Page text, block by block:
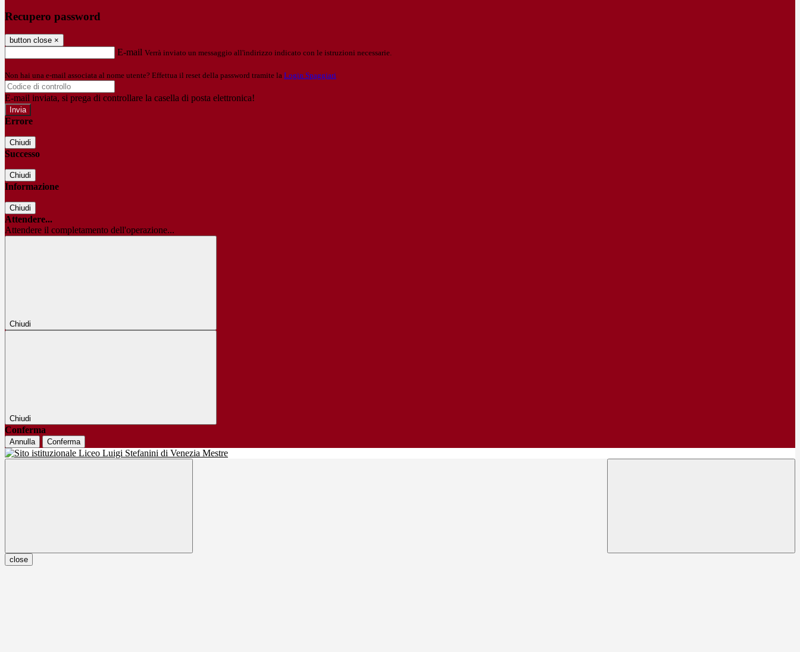
Recupero password
button close ×
E-mail Verrà inviato un messaggio all'indirizzo indicato con le istruzioni necessarie.
Non hai una e-mail associata al nome utente? Effettua il reset della password tramite la Login Spaggiari
E-mail inviata, si prega di controllare la casella di posta elettronica!
Errore
Chiudi
Successo
Chiudi
Informazione
Chiudi
Attendere...
Attendere il completamento dell'operazione...
Chiudi
Chiudi
Conferma
Annulla Conferma
close